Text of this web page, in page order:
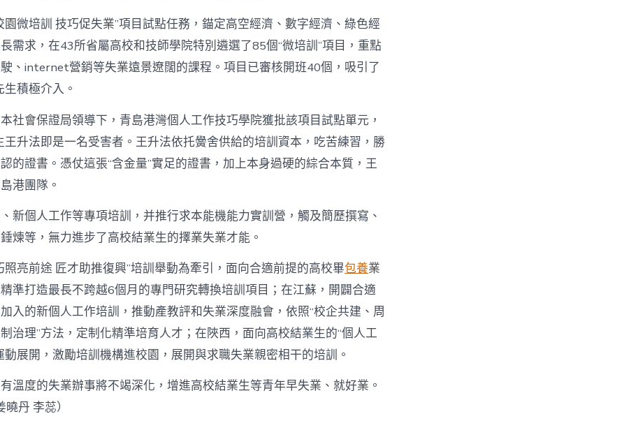
園微培訓 技巧促失業”項目試點任務，錨定高空經濟、數字經濟、綠色經
需求，在43所省屬高校和技師學院特別遴選了85個“微培訓”項目，重點
、internet營銷等失業遠景遼闊的課程。項目已審核開班40個，吸引了
積極介入。
社會保證局領導下，青島港灣個人工作技巧學院獲批該項目試點單元，
升法即是一名受害者。王升法依托黌舍供給的培訓資本，吃苦練習，勝
的證書。憑仗這張“含金量”實足的證書，加上本身過硬的綜合本質，王
港團隊。
新個人工作等專項培訓，并推行求本能機能力實訓營，觸及簡歷撰寫、
煉等，無力進步了高校結業生的擇業失業才能。
照亮前途 匠才助推復興”培訓舉動為牽引，面向合適前提的高校畢包養業
準打造最長不跨越6個月的專門研究轉換培訓項目；在江蘇，開闢合適
入的新個人工作培訓，推動產教評和失業深度融會，依照“校企共建、周
治理”方法，定制化精準培育人才；在陜西，面向高校結業生的“個人工
動展開，激勵培訓機構進校園，展開與求職失業親密相干的培訓。
有溫度的失業辦事將不竭深化，增進高校結業生等青年早失業、就好業。
曉丹 李蕊）